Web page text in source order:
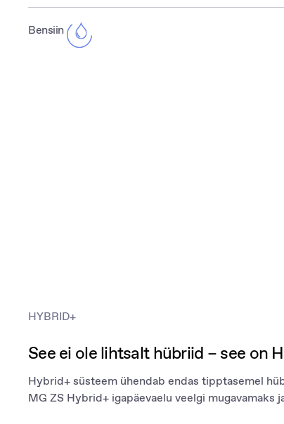
Bensiin
HYBRID+
See ei ole lihtsalt hübriid – see on
Hybrid+ süsteem ühendab endas tipptasemel
MG ZS Hybrid+ igapäevaelu veelgi mugavamaks